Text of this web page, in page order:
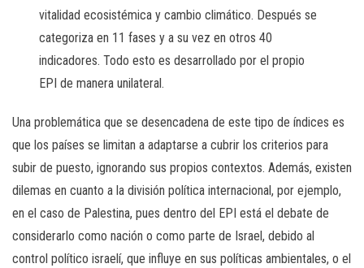
vitalidad ecosistémica y cambio climático. Después se
categoriza en 11 fases y a su vez en otros 40
indicadores. Todo esto es desarrollado por el propio
EPI de manera unilateral.
Una problemática que se desencadena de este tipo de índices es
que los países se limitan a adaptarse a cubrir los criterios para
subir de puesto, ignorando sus propios contextos. Además, existen
dilemas en cuanto a la división política internacional, por ejemplo,
en el caso de Palestina, pues dentro del EPI está el debate de
considerarlo como nación o como parte de Israel, debido al
control político israelí, que influye en sus políticas ambientales, o el